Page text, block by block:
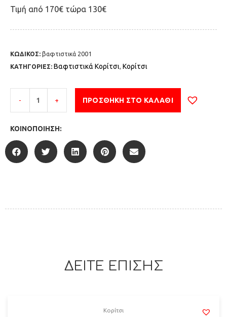
Τιμή από 170€ τώρα 130€
ΚΩΔΙΚΟΣ: βαφτιστικά 2001
ΚΑΤΗΓΟΡΙΕΣ: Βαφτιστικά Κορίτσι, Κορίτσι
- + ΠΡΟΣΘΉΚΗ ΣΤΟ ΚΑΛΆΘΙ
ΚΟΙΝΟΠΟΊΗΣΗ:
ΔΕΙΤΕ ΕΠΙΣΗΣ
Κορίτσι